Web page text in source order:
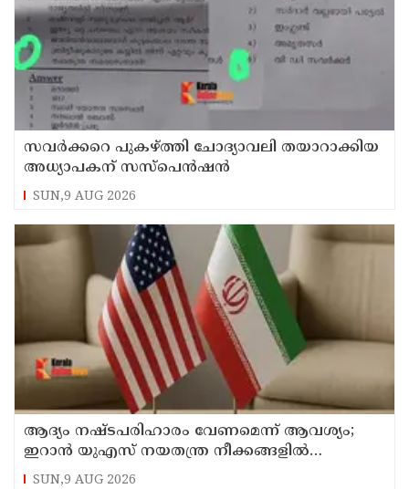
സവര്‍ക്കറെ പുകഴ്ത്തി ചോദ്യാവലി തയാറാക്കിയ
അധ്യാപകന് സസ്‌പെന്‍ഷന്‍
SUN,9 AUG 2026
ആദ്യം നഷ്ടപരിഹാരം വേണമെന്ന് ആവശ്യം;
ഇറാന്‍ യുഎസ് നയതന്ത്ര നീക്കങ്ങളില്‍
അനിശ്ചിതത്വം
SUN,9 AUG 2026